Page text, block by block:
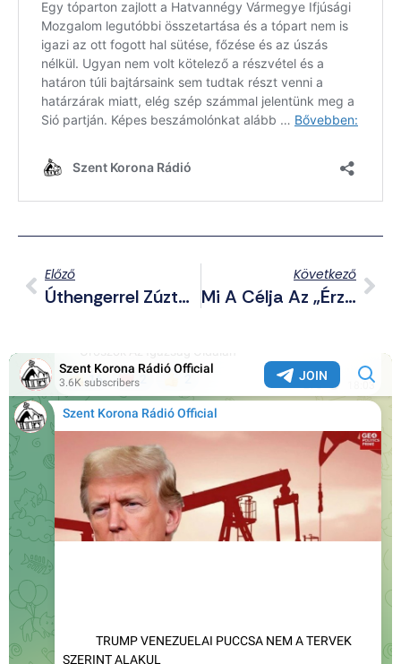
Előző
Úthengerrel Zúzta Szét TL A Saját Védettségi Igazolványát
Következő
Mi A Célja Az „érzékenyítésnek”? – TL Kérdések És Válaszok